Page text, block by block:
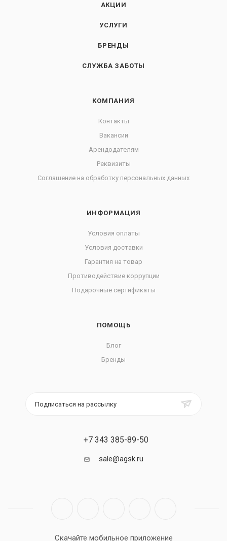
АКЦИИ
УСЛУГИ
БРЕНДЫ
СЛУЖБА ЗАБОТЫ
КОМПАНИЯ
Контакты
Вакансии
Арендодателям
Реквизиты
Соглашение на обработку персональных данных
ИНФОРМАЦИЯ
Условия оплаты
Условия доставки
Гарантия на товар
Противодействие коррупции
Подарочные сертификаты
ПОМОЩЬ
Блог
Бренды
Подписаться на рассылку
+7 343 385-89-50
sale@agsk.ru
Скачайте мобильное приложение